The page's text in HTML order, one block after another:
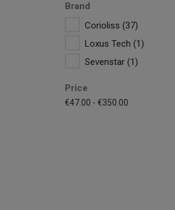
Brand
Corioliss (37)
Loxus Tech (1)
Sevenstar (1)
Price
€47.00 - €350.00